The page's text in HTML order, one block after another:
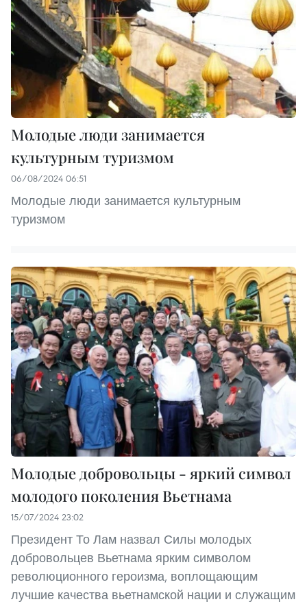
Молодые люди занимается
культурным туризмом
06/08/2024 06:51
Молодые люди занимается культурным
туризмом
Молодые добровольцы - яркий символ
молодого поколения Вьетнама
15/07/2024 23:02
Президент То Лам назвал Силы молодых
добровольцев Вьетнама ярким символом
революционного героизма, воплощающим
лучшие качества вьетнамской нации и служащим